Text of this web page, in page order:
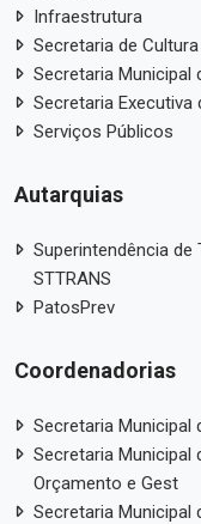
Infraestrutura
Secretaria de
Secretaria Municipal
Secretaria
Serviços Públicos
Autarquias
Superintendência
STTRANS
PatosPrev
Coordenadorias
Secretaria Municipal
Secretaria Municipal
Orçamento e Gest
Secretaria Municipal